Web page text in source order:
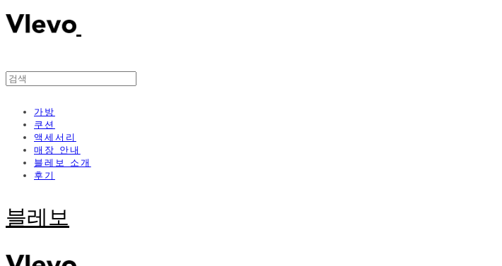
가방
쿠션
액세서리
매장 안내
블레보 소개
후기
블레보